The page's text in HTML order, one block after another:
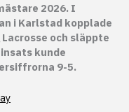
2026. I
i Karlstad kopplade
och släppte
kunde
9-5.